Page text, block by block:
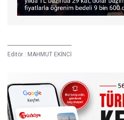
Editör : MAHMUT EKİNCİ